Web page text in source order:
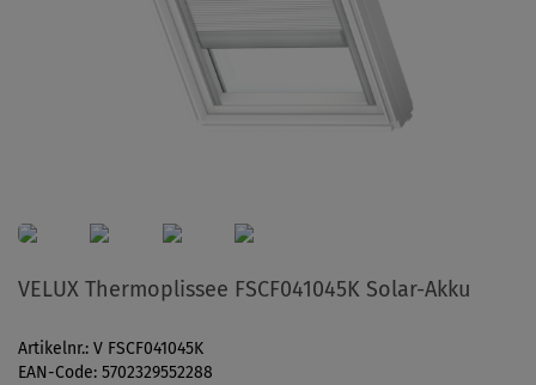
VELUX Thermoplissee FSCF041045K Solar-Akku
Artikelnr.: V FSCF041045K
EAN-Code: 5702329552288